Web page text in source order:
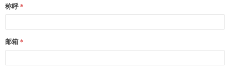
称呼
邮箱